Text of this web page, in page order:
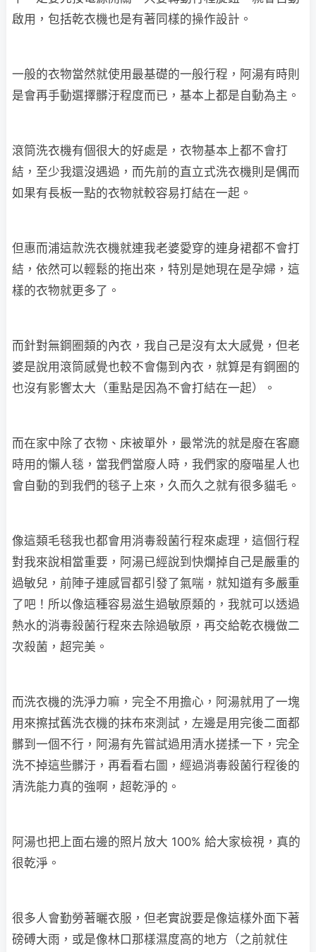
啟用，包括乾衣機也是有著同樣的操作設計。
一般的衣物當然就使用最基礎的一般行程，阿湯有時則
是會再手動選擇髒汙程度而已，基本上都是自動為主。
滾筒洗衣機有個很大的好處是，衣物基本上都不會打
結，至少我還沒遇過，而先前的直立式洗衣機則是偶而
如果有長板一點的衣物就較容易打結在一起。
但惠而浦這款洗衣機就連我老婆愛穿的連身裙都不會打
結，依然可以輕鬆的拖出來，特別是她現在是孕婦，這
樣的衣物就更多了。
而針對無鋼圈類的內衣，我自己是沒有太大感覺，但老
婆是說用滾筒感覺也較不會傷到內衣，就算是有鋼圈的
也沒有影響太大（重點是因為不會打結在一起）。
而在家中除了衣物、床被單外，最常洗的就是廢在客廳
時用的懶人毯，當我們當廢人時，我們家的廢喵星人也
會自動的到我們的毯子上來，久而久之就有很多貓毛。
像這類毛毯我也都會用消毒殺菌行程來處理，這個行程
對我來說相當重要，阿湯已經說到快爛掉自己是嚴重的
過敏兒，前陣子連感冒都引發了氣喘，就知道有多嚴重
了吧！所以像這種容易滋生過敏原類的，我就可以透過
熱水的消毒殺菌行程來去除過敏原，再交給乾衣機做二
次殺菌，超完美。
而洗衣機的洗淨力嘛，完全不用擔心，阿湯就用了一塊
用來擦拭舊洗衣機的抹布來測試，左邊是用完後二面都
髒到一個不行，阿湯有先嘗試過用清水搓揉一下，完全
洗不掉這些髒汙，再看看右圖，經過消毒殺菌行程後的
清洗能力真的強啊，超乾淨的。
阿湯也把上面右邊的照片放大 100% 給大家檢視，真的
很乾淨。
很多人會勤勞著曬衣服，但老實說要是像這樣外面下著
磅磗大雨，或是像林口那樣濕度高的地方（之前就住